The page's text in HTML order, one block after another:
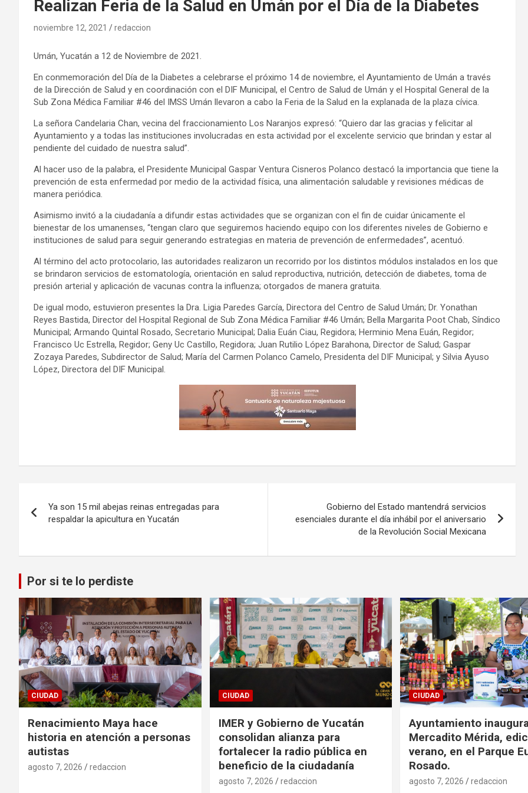
Realizan Feria de la Salud en Umán por el Día de la Diabetes
noviembre 12, 2021 redaccion
Umán, Yucatán a 12 de Noviembre de 2021.
En conmemoración del Día de la Diabetes a celebrarse el próximo 14 de noviembre, el Ayuntamiento de Umán a través
de la Dirección de Salud y en coordinación con el DIF Municipal, el Centro de Salud de Umán y el Hospital General de la
Sub Zona Médica Familiar #46 del IMSS Umán llevaron a cabo la Feria de la Salud en la explanada de la plaza cívica.
La señora Candelaria Chan, vecina del fraccionamiento Los Naranjos expresó: “Quiero dar las gracias y felicitar al
Ayuntamiento y a todas las instituciones involucradas en esta actividad por el excelente servicio que brindan y estar al
pendiente del cuidado de nuestra salud”.
Al hacer uso de la palabra, el Presidente Municipal Gaspar Ventura Cisneros Polanco destacó la importancia que tiene la
prevención de esta enfermedad por medio de la actividad física, una alimentación saludable y revisiones médicas de
manera periódica.
Asimismo invitó a la ciudadanía a difundir estas actividades que se organizan con el fin de cuidar únicamente el
bienestar de los umanenses, “tengan claro que seguiremos haciendo equipo con los diferentes niveles de Gobierno e
instituciones de salud para seguir generando estrategias en materia de prevención de enfermedades”, acentuó.
Al término del acto protocolario, las autoridades realizaron un recorrido por los distintos módulos instalados en los que
se brindaron servicios de estomatología, orientación en salud reproductiva, nutrición, detección de diabetes, toma de
presión arterial y aplicación de vacunas contra la influenza; otorgados de manera gratuita.
De igual modo, estuvieron presentes la Dra. Ligia Paredes García, Directora del Centro de Salud Umán; Dr. Yonathan
Reyes Bastida, Director del Hospital Regional de Sub Zona Médica Familiar #46 Umán; Bella Margarita Poot Chab, Síndico
Municipal; Armando Quintal Rosado, Secretario Municipal; Dalia Euán Ciau, Regidora; Herminio Mena Euán, Regidor;
Francisco Uc Estrella, Regidor; Geny Uc Castillo, Regidora; Juan Rutilio López Barahona, Director de Salud; Gaspar
Zozaya Paredes, Subdirector de Salud; María del Carmen Polanco Camelo, Presidenta del DIF Municipal; y Silvia Ayuso
López, Directora del DIF Municipal.
de
Ya son 15 mil abejas reinas entregadas para
respaldar la apicultura en Yucatán
Gobierno del Estado mantendrá servicios
esenciales durante el día inhábil por el aniversario
de la Revolución Social Mexicana
Por si te lo perdiste
CIUDAD
Renacimiento Maya hace
historia en atención a personas
autistas
agosto 7, 2026 redaccion
CIUDAD
IMER y Gobierno de Yucatán
consolidan alianza para
fortalecer la radio pública en
beneficio de la ciudadanía
agosto 7, 2026 redaccion
CIUDAD
Ayuntamiento
Mercadito Mérida,
verano, en el Parque
Rosado.
agosto 7, 2026 redaccion